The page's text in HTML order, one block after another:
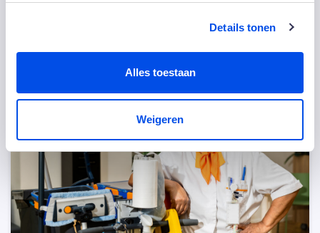
Details tonen
Alles toestaan
Weigeren
Anderen bekeken ook